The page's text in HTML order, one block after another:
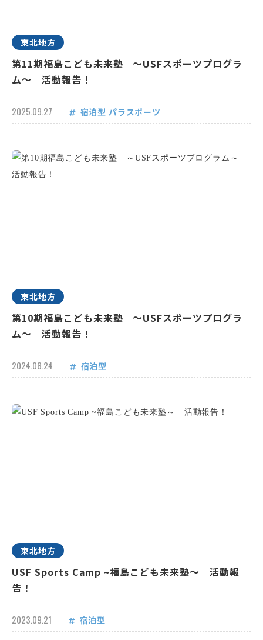
東北地方
第11期福島こども未来塾 ～USFスポーツプログラ
ム～ 活動報告！
2025.09.27 宿泊型 パラスポーツ
東北地方
第10期福島こども未来塾 ～USFスポーツプログラ
ム～ 活動報告！
2024.08.24 宿泊型
東北地方
USF Sports Camp ~福島こども未来塾～ 活動報
告！
2023.09.21 宿泊型